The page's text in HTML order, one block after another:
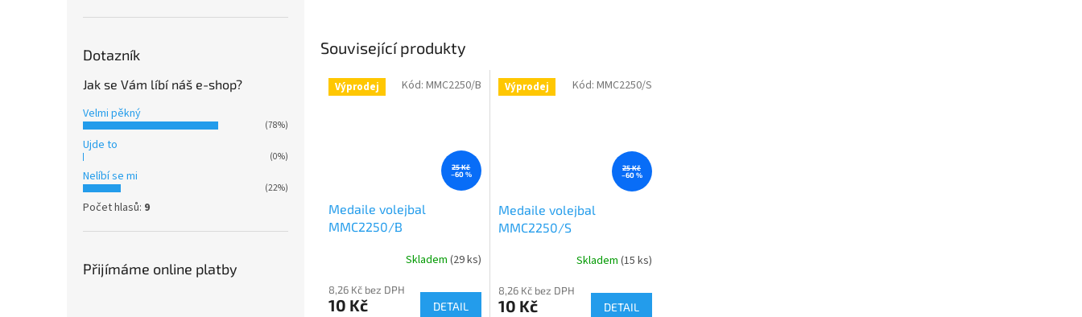
Dotazník
Jak se Vám líbí náš e-shop?
Velmi pěkný
(78%)
Ujde to
(0%)
Nelíbí se mi
(22%)
Počet hlasů: 9
Přijímáme online platby
Související produkty
Výprodej
25 Kč
–60 %
Medaile volejbal
MMC2250/B
Skladem (29 ks)
8,26 Kč bez DPH
10 Kč DETAIL
Kód: MMC2250/B Výprodej
25 Kč
–60 %
Medaile volejbal
MMC2250/S
Skladem (15 ks)
8,26 Kč bez DPH
10 Kč DETAIL
Kód: MMC2250/S